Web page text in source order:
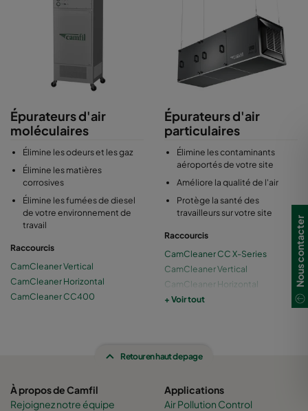
également la consommation énergétique.
Épurateurs d'air
moléculaires
Élimine les odeurs et les gaz
Élimine les matières
corrosives
Élimine les fumées de diesel
de votre environnement de
travail
Raccourcis
CamCleaner Vertical
CamCleaner Horizontal
CamCleaner CC400
Épurateurs d'air
particulaires
Élimine les contaminants
aéroportés de votre site
Améliore la qualité de l'air
Protège la santé des
travailleurs sur votre site
Raccourcis
CamCleaner CC X-Series
CamCleaner Vertical
CamCleaner Horizontal
CamCleaner CC500
+ Voir tout
Retour en haut de page
À propos de Camfil
Rejoignez notre équipe
Applications
Air Pollution Control
Nous contacter